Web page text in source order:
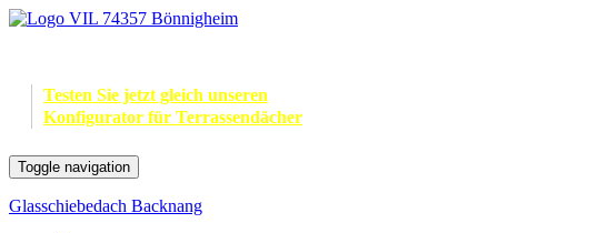
Testen Sie jetzt gleich unseren
Konfigurator für Terrassendächer
Toggle navigation
Glasschiebedach Backnang